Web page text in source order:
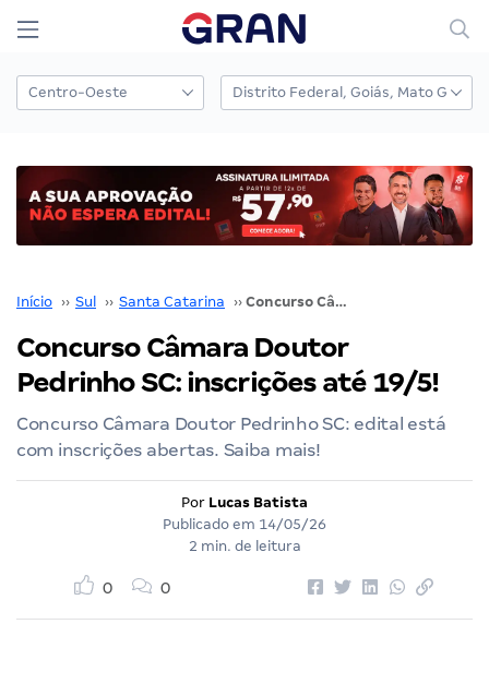
Início ›› Sul ›› Santa Catarina ›› Concurso Câmara Doutor Pedrinho SC: inscrições até 19/5!
Concurso Câmara Doutor
Pedrinho SC: inscrições até 19/5!
Concurso Câmara Doutor Pedrinho SC: edital está
com inscrições abertas. Saiba mais!
Por Lucas Batista
Publicado em 14/05/26
2 min. de leitura
0 0